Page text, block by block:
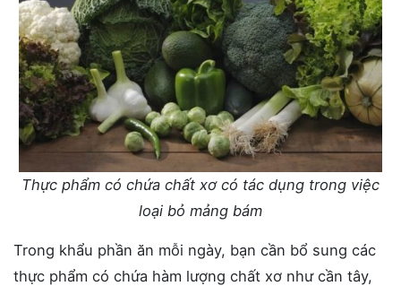
Thực phẩm có chứa chất xơ có tác dụng trong việc
loại bỏ mảng bám
Trong khẩu phần ăn mỗi ngày, bạn cần bổ sung các
thực phẩm có chứa hàm lượng chất xơ như cần tây,